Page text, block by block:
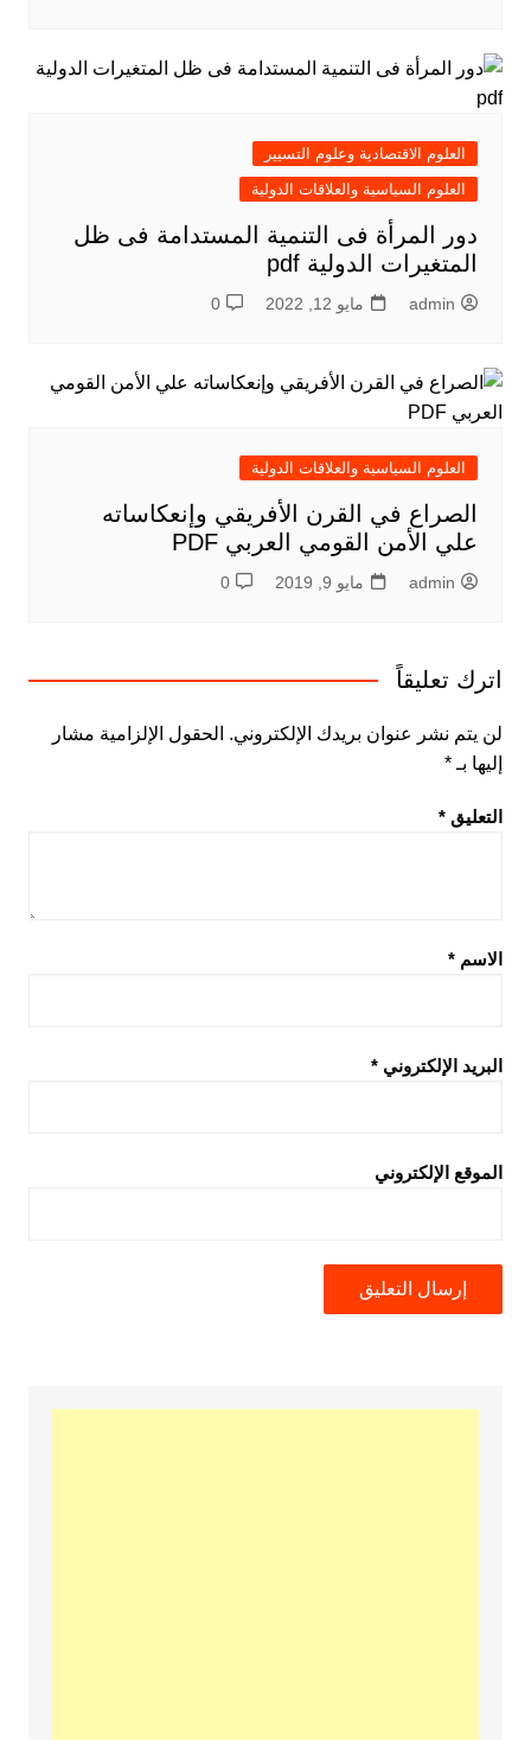
العلوم الاقتصادية وعلوم التسيير
العلوم السياسية والعلاقات الدولية
دور المرأة فى التنمية المستدامة فى ظل
المتغيرات الدولية pdf
admin مايو 12, 2022 0
العلوم السياسية والعلاقات الدولية
الصراع في القرن الأفريقي وإنعكاساته
علي الأمن القومي العربي PDF
admin مايو 9, 2019 0
اترك تعليقاً
لن يتم نشر عنوان بريدك الإلكتروني. الحقول الإلزامية مشار
إليها بـ *
التعليق *
الاسم *
البريد الإلكتروني *
الموقع الإلكتروني